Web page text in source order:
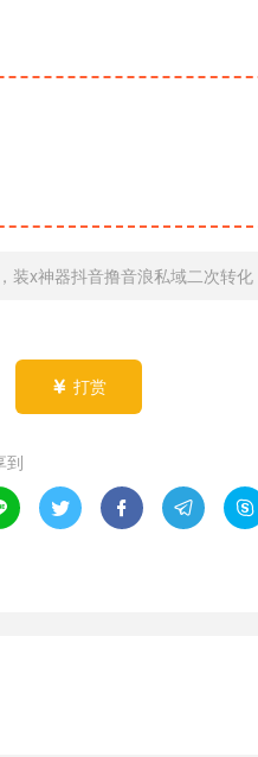
装x神器抖音撸音浪私域二次转
 打赏
到
   